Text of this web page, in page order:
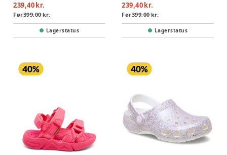
239,40 kr.
Før399,00 kr.
Lagerstatus
239,40 kr.
Før399,00 kr.
Lagerstatus